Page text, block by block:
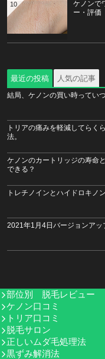
ケノンで
ー・評価
10
最近の投稿 人気の記事
結局、ケノンの買い時ってい
トリアの痛みを軽減してらく
法。
ケノンのカートリッジの寿命
できる？
トレチノインとハイドロキノ
2021年1月4日バージョンアッ
部位別 脱毛レビュー
ケノン口コミ
トリア口コミ
脱毛サロン
正しいムダ毛処理法
黒ずみ解消法